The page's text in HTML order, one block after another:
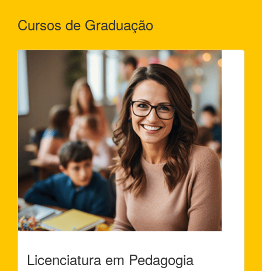
Cursos de Graduação
Licenciatura em Pedagogia